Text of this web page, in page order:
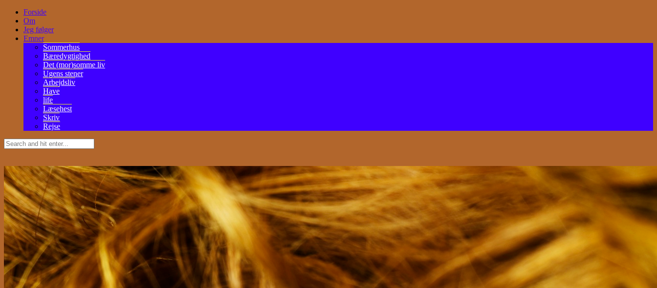
Forside
Om
Jeg følger
Emner
Sommerhus
Bæredygtighed
Det (mor)somme liv
Ugens stener
Arbejdsliv
Have
life
Læsehest
Skriv
Rejse